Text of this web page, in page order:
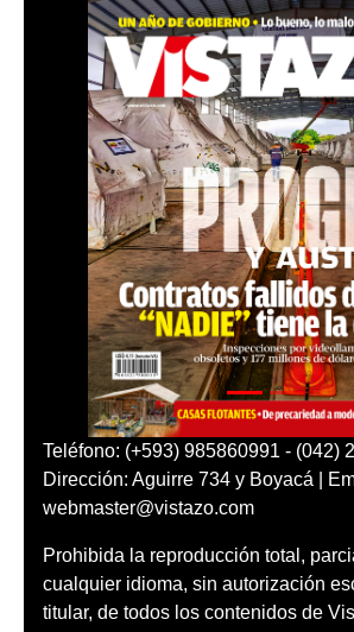
Teléfono: (+593) 985860991 - (042)
Dirección: Aguirre 734 y Boyacá |
webmaster@vistazo.com
Prohibida la reproducción total,
cualquier idioma, sin autorización
titular, de todos los contenidos de